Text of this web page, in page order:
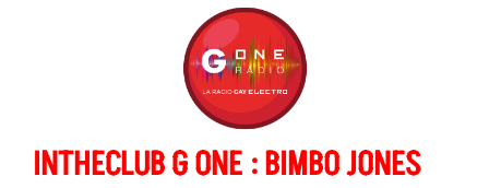
INTHECLUB G ONE : BIMBO JONES